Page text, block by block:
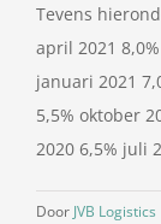
Tevens
april 2021
januari 2021
5,5% oktober
2020 6,5% juli
Door JVB Logistics